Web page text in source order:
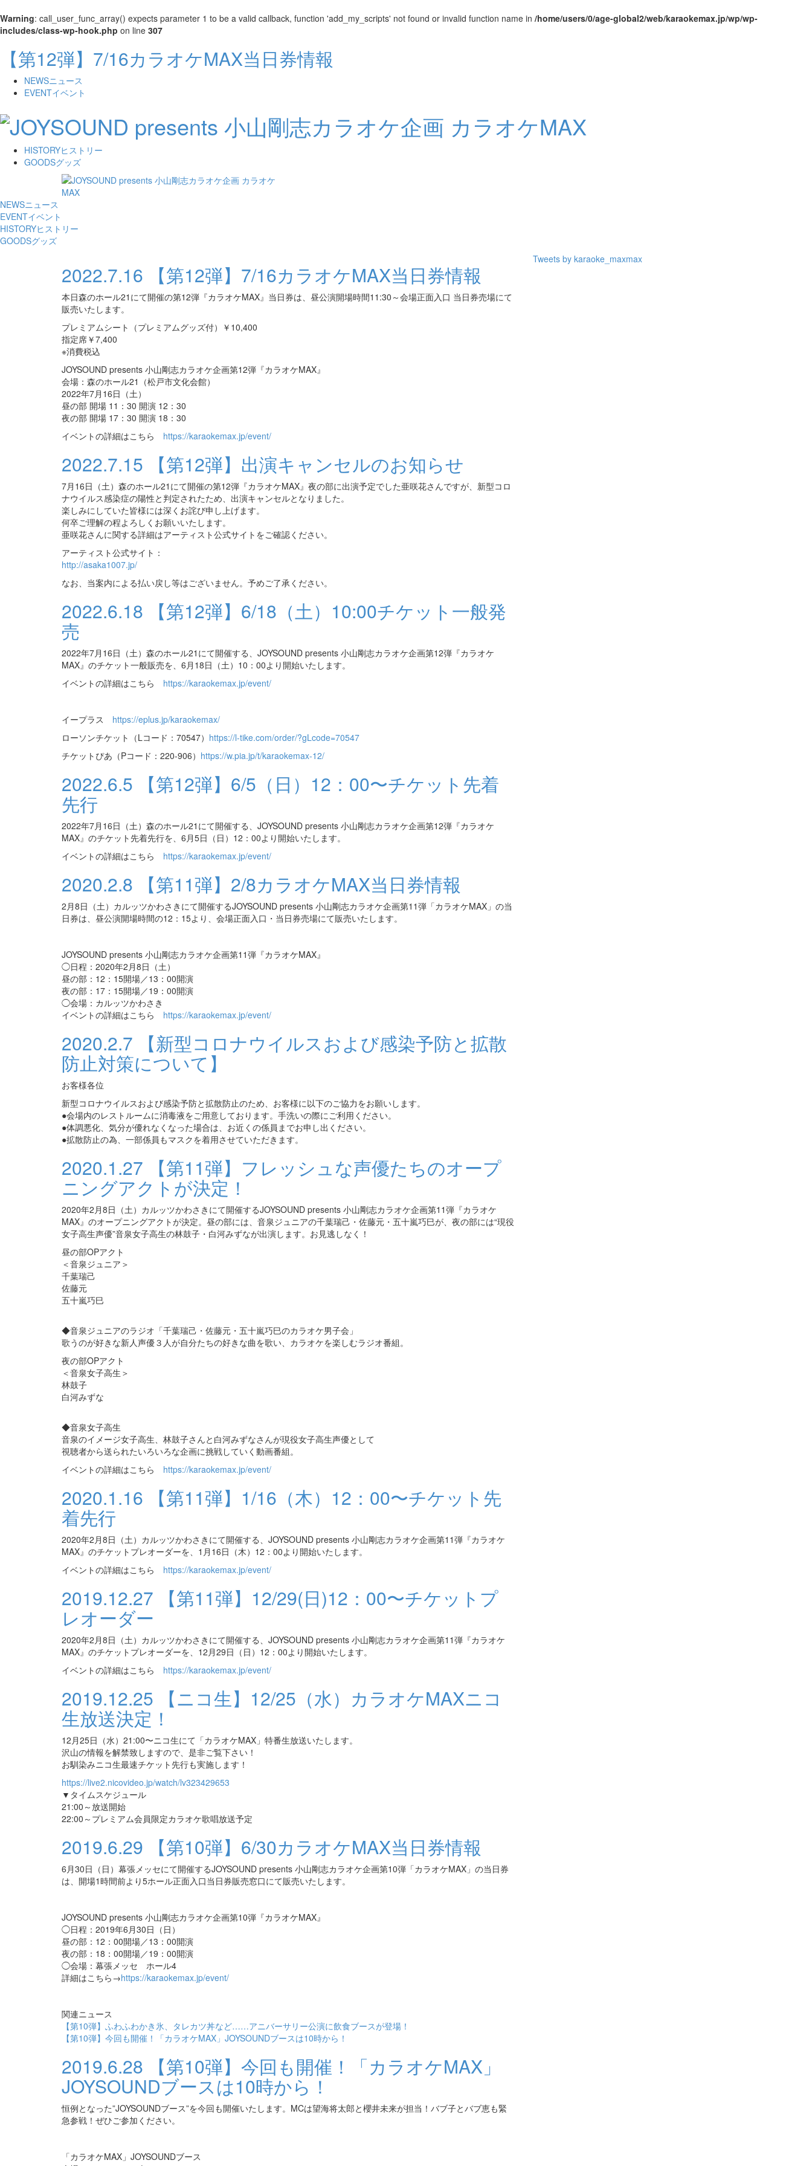
Warning: call_user_func_array() expects parameter 1 to be a valid callback, function 'add_my_scripts' not found or invalid function name in /home/users/0/age-global2/web/karaokemax.jp/wp/wp-
includes/class-wp-hook.php on line 307
【第12弾】7/16カラオケMAX当日券情報
NEWSニュース
EVENTイベント
HISTORYヒストリー
GOODSグッズ
NEWSニュース
EVENTイベント
HISTORYヒストリー
GOODSグッズ
2022.7.16 【第12弾】7/16カラオケMAX当日券情報
本日森のホール21にて開催の第12弾『カラオケMAX』当日券は、昼公演開場時間11:30～会場正面入口 当日券売場にて
販売いたします。
プレミアムシート（プレミアムグッズ付）￥10,400
指定席￥7,400
※消費税込
JOYSOUND presents 小山剛志カラオケ企画第12弾『カラオケMAX』
会場：森のホール21（松戸市文化会館）
2022年7月16日（土）
昼の部 開場 11：30 開演 12：30
夜の部 開場 17：30 開演 18：30
イベントの詳細はこちら https://karaokemax.jp/event/
2022.7.15 【第12弾】出演キャンセルのお知らせ
7月16日（土）森のホール21にて開催の第12弾『カラオケMAX』夜の部に出演予定でした亜咲花さんですが、新型コロ
ナウイルス感染症の陽性と判定されたため、出演キャンセルとなりました。
楽しみにしていた皆様には深くお詫び申し上げます。
何卒ご理解の程よろしくお願いいたします。
亜咲花さんに関する詳細はアーティスト公式サイトをご確認ください。
アーティスト公式サイト：
http://asaka1007.jp/
なお、当案内による払い戻し等はございません。予めご了承ください。
2022.6.18 【第12弾】6/18（土）10:00チケット一般発
売
2022年7月16日（土）森のホール21にて開催する、JOYSOUND presents 小山剛志カラオケ企画第12弾『カラオケ
MAX』のチケット一般販売を、6月18日（土）10：00より開始いたします。
イベントの詳細はこちら https://karaokemax.jp/event/
イープラス https://eplus.jp/karaokemax/
ローソンチケット（Lコード：70547） https://l-tike.com/order/?gLcode=70547
チケットぴあ（Pコード：220-906） https://w.pia.jp/t/karaokemax-12/
2022.6.5 【第12弾】6/5（日）12：00〜チケット先着
先行
2022年7月16日（土）森のホール21にて開催する、JOYSOUND presents 小山剛志カラオケ企画第12弾『カラオケ
MAX』のチケット先着先行を、6月5日（日）12：00より開始いたします。
イベントの詳細はこちら https://karaokemax.jp/event/
2020.2.8 【第11弾】2/8カラオケMAX当日券情報
2月8日（土）カルッツかわさきにて開催するJOYSOUND presents 小山剛志カラオケ企画第11弾「カラオケMAX」の当
日券は、昼公演開場時間の12：15より、会場正面入口・当日券売場にて販売いたします。
JOYSOUND presents 小山剛志カラオケ企画第11弾『カラオケMAX』
◯日程：2020年2月8日（土）
昼の部：12：15開場／13：00開演
夜の部：17：15開場／19：00開演
◯会場：カルッツかわさき
イベントの詳細はこちら https://karaokemax.jp/event/
2020.2.7 【新型コロナウイルスおよび感染予防と拡散
防止対策について】
お客様各位
新型コロナウイルスおよび感染予防と拡散防止のため、お客様に以下のご協力をお願いします。
●会場内のレストルームに消毒液をご用意しております。手洗いの際にご利用ください。
●体調悪化、気分が優れなくなった場合は、お近くの係員までお申し出ください。
●拡散防止の為、一部係員もマスクを着用させていただきます。
2020.1.27 【第11弾】フレッシュな声優たちのオープ
ニングアクトが決定！
2020年2月8日（土）カルッツかわさきにて開催するJOYSOUND presents 小山剛志カラオケ企画第11弾『カラオケ
MAX』のオープニングアクトが決定。昼の部には、音泉ジュニアの千葉瑞己・佐藤元・五十嵐巧巳が、夜の部には“現役
女子高生声優”音泉女子高生の林鼓子・白河みずなが出演します。お見逃しなく！
昼の部OPアクト
＜音泉ジュニア＞
千葉瑞己
佐藤元
五十嵐巧巳
◆音泉ジュニアのラジオ「千葉瑞己・佐藤元・五十嵐巧巳のカラオケ男子会」
歌うのが好きな新人声優３人が自分たちの好きな曲を歌い、カラオケを楽しむラジオ番組。
夜の部OPアクト
＜音泉女子高生＞
林鼓子
白河みずな
◆音泉女子高生
音泉のイメージ女子高生、林鼓子さんと白河みずなさんが現役女子高生声優として
視聴者から送られたいろいろな企画に挑戦していく動画番組。
イベントの詳細はこちら https://karaokemax.jp/event/
2020.1.16 【第11弾】1/16（木）12：00〜チケット先
着先行
2020年2月8日（土）カルッツかわさきにて開催する、JOYSOUND presents 小山剛志カラオケ企画第11弾『カラオケ
MAX』のチケットプレオーダーを、1月16日（木）12：00より開始いたします。
イベントの詳細はこちら https://karaokemax.jp/event/
2019.12.27 【第11弾】12/29(日)12：00〜チケットプ
レオーダー
2020年2月8日（土）カルッツかわさきにて開催する、JOYSOUND presents 小山剛志カラオケ企画第11弾『カラオケ
MAX』のチケットプレオーダーを、12月29日（日）12：00より開始いたします。
イベントの詳細はこちら https://karaokemax.jp/event/
2019.12.25 【ニコ生】12/25（水）カラオケMAXニコ
生放送決定！
12月25日（水）21:00〜ニコ生にて「カラオケMAX」特番生放送いたします。
沢山の情報を解禁致しますので、是非ご覧下さい！
お馴染みニコ生最速チケット先行も実施します！
https://live2.nicovideo.jp/watch/lv323429653
▼タイムスケジュール
21:00～放送開始
22:00～プレミアム会員限定カラオケ歌唱放送予定
2019.6.29 【第10弾】6/30カラオケMAX当日券情報
6月30日（日）幕張メッセにて開催するJOYSOUND presents 小山剛志カラオケ企画第10弾「カラオケMAX」の当日券
は、開場1時間前より5ホール正面入口当日券販売窓口にて販売いたします。
JOYSOUND presents 小山剛志カラオケ企画第10弾『カラオケMAX』
◯日程：2019年6月30日（日）
昼の部：12：00開場／13：00開演
夜の部：18：00開場／19：00開演
◯会場：幕張メッセ ホール4
詳細はこちら→https://karaokemax.jp/event/
関連ニュース
【第10弾】ふわふわかき氷、タレカツ丼など……アニバーサリー公演に飲食ブースが登場！
【第10弾】今回も開催！「カラオケMAX」JOYSOUNDブースは10時から！
2019.6.28 【第10弾】今回も開催！「カラオケMAX」
JOYSOUNDブースは10時から！
恒例となった”JOYSOUNDブース”を今回も開催いたします。MCは望海将太郎と櫻井未来が担当！バブ子とバブ恵も緊
急参戦！ぜひご参加ください。
「カラオケMAX」JOYSOUNDブース
Tweets by karaoke_maxmax